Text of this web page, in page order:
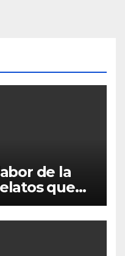
de la
que